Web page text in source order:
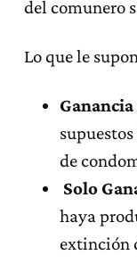
del comunero
Lo que le
de
Solo
haya
extinción